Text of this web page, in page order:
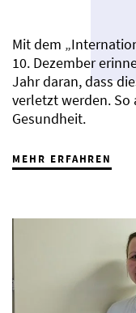
Mit dem
10. Dezember
Jahr daran, dass
verletzt werden. So
Gesundheit.
MEHR ERFAHREN